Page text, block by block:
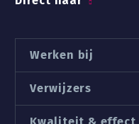
Werken bij
Verwijzers